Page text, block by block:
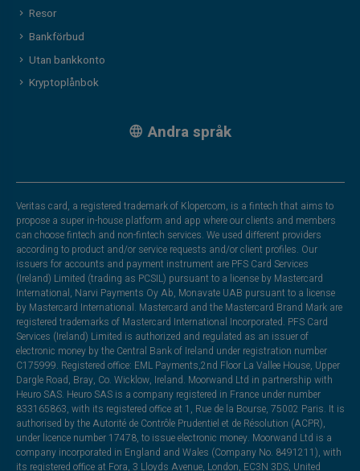
Resor
Bankförbud
Utan bankkonto
Kryptoplånbok
Andra språk
Veritas card, a registered trademark of Klopercom, is a fintech that aims to
propose a super in-house platform and app where our clients and members
can choose fintech and non-fintech services. We used different providers
according to product and/or service requests and/or client profiles. Our
issuers for accounts and payment instrument are PFS Card Services
(Ireland) Limited (trading as PCSIL) pursuant to a license by Mastercard
International, Narvi Payments Oy Ab, Monavate UAB pursuant to a license
by Mastercard International. Mastercard and the Mastercard Brand Mark are
registered trademarks of Mastercard International Incorporated. PFS Card
Services (Ireland) Limited is authorized and regulated as an issuer of
electronic money by the Central Bank of Ireland under registration number
C175999. Registered office: EML Payments,2nd Floor La Vallee House, Upper
Dargle Road, Bray, Co. Wicklow, Ireland. Moorwand Ltd in partnership with
Heuro SAS. Heuro SAS is a company registered in France under number
833165863, with its registered office at 1, Rue de la Bourse, 75002 Paris. It is
authorised by the Autorité de Contrôle Prudentiel et de Résolution (ACPR),
under licence number 17478, to issue electronic money. Moorwand Ltd is a
company incorporated in England and Wales (Company No. 8491211), with
its registered office at Fora, 3 Lloyds Avenue, London, EC3N 3DS, United